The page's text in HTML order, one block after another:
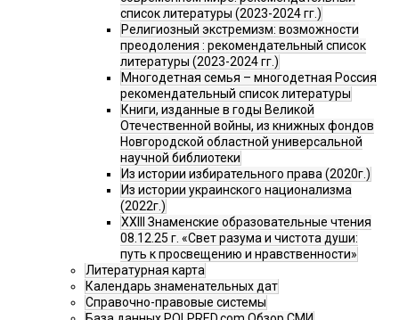
список литературы (2023-2024 гг.)
Религиозный экстремизм: возможности
преодоления : рекомендательный список
литературы (2023-2024 гг.)
Многодетная семья – многодетная Россия
рекомендательный список литературы
Книги, изданные в годы Великой
Отечественной войны, из книжных фондов
Новгородской областной универсальной
научной библиотеки
Из истории избирательного права (2020г.)
Из истории украинского национализма
(2022г.)
XXIII Знаменские образовательные чтения
08.12.25 г. «Свет разума и чистота души:
путь к просвещению и нравственности»
Литературная карта
Календарь знаменательных дат
Справочно-правовые системы